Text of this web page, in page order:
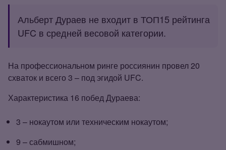
Альберт Дураев не входит в ТОП15 рейтинга
UFC в средней весовой категории.
На профессиональном ринге россиянин провел 20
схваток и всего 3 – под эгидой UFC.
Характеристика 16 побед Дураева:
3 – нокаутом или техническим нокаутом;
9 – сабмишном;